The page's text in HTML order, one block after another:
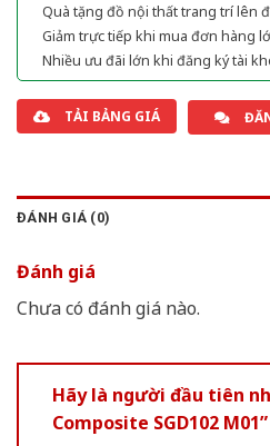
Quà tặng đồ nội thất trang trí lên
Giảm trực tiếp khi mua đơn hàng
Nhiều ưu đãi lớn khi đăng ký tài
TẢI BẢNG GIÁ
ĐÁNH GIÁ (0)
Đánh giá
Chưa có đánh giá nào.
Hãy là người đầu tiên
Composite SGD102 M01”